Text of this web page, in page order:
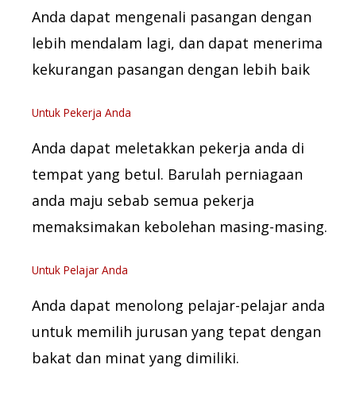
Anda dapat mengenali pasangan dengan
lebih mendalam lagi, dan dapat menerima
kekurangan pasangan dengan lebih baik
Untuk Pekerja Anda
Anda dapat meletakkan pekerja anda di
tempat yang betul. Barulah perniagaan
anda maju sebab semua pekerja
memaksimakan kebolehan masing-masing.
Untuk Pelajar Anda
Anda dapat menolong pelajar-pelajar anda
untuk memilih jurusan yang tepat dengan
bakat dan minat yang dimiliki.